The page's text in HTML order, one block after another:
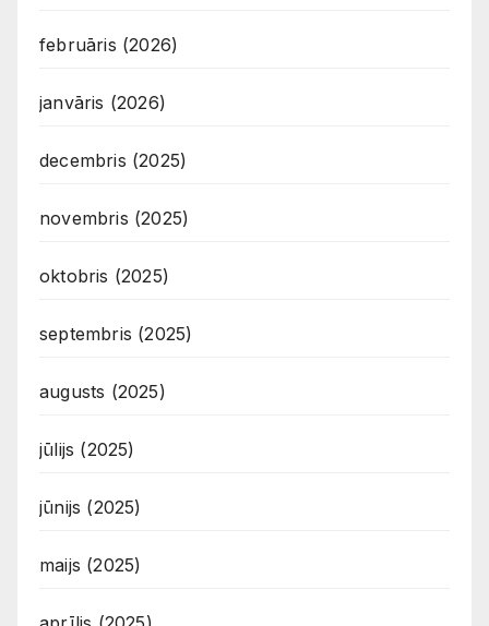
februāris (2026)
janvāris (2026)
decembris (2025)
novembris (2025)
oktobris (2025)
septembris (2025)
augusts (2025)
jūlijs (2025)
jūnijs (2025)
maijs (2025)